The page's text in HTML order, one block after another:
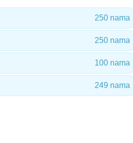
250 nama
250 nama
100 nama
249 nama